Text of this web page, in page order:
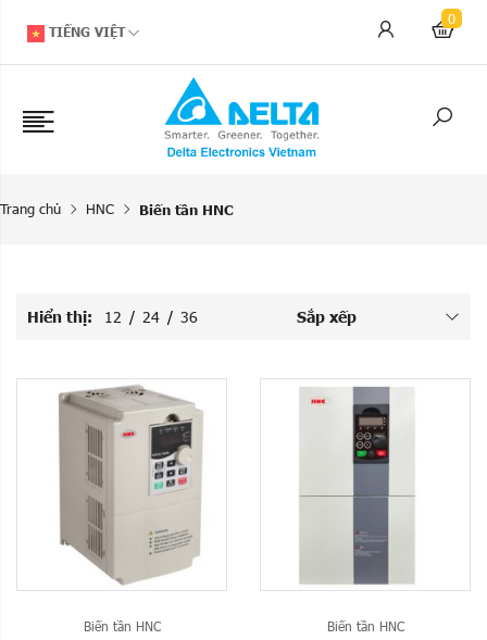
TIẾNG VIỆT
0
Trang chủ HNC Biến tần HNC
Hiển thị: 12 / 24 / 36 Sắp xếp
Biến tần HNC Biến tần HNC